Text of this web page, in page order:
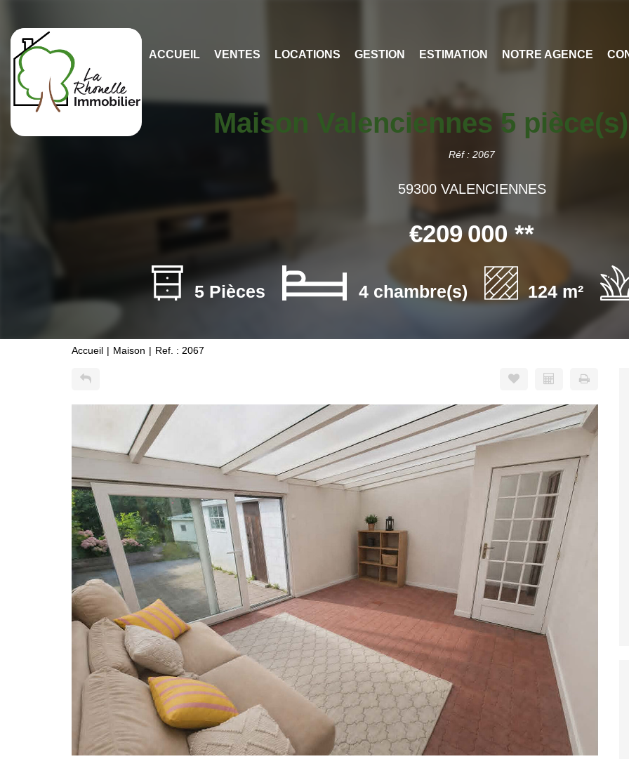
ACCUEIL VENTES LOCATIONS GESTION ESTIMATION NOTRE AGENCE
Maison Valenciennes 5
Réf : 2067
59300 VALENCIENNES
€209 000**
5 Pièces 4 chambre(s) 124 m²
Accueil Maison Ref. : 2067